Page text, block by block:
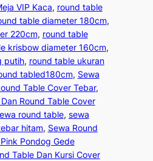
VIP Kaca, round table
table diameter 180cm
220cm, round table
krisbow diameter 160cm
putih, round table ukuran
tabled180cm, Sewa
Table Cover Tebar
Round Table Cover
round table, sewa
hitam, Sewa Round
Pondog Gede
Table Dan Kursi Cover